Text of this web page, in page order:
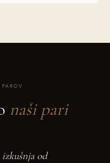
naši pari
izkušnja od